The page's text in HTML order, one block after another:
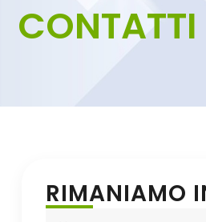
CONTATTI
RIMANIAMO